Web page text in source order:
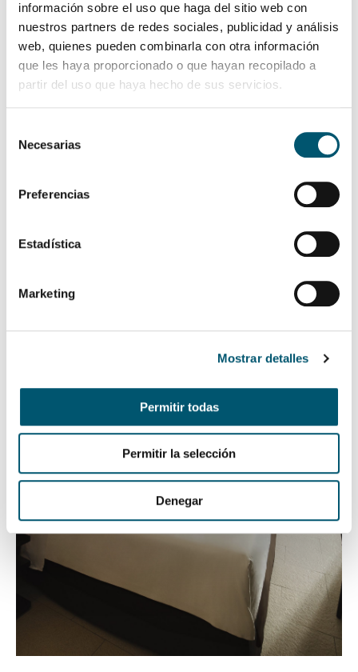
información sobre el uso que haga del sitio web con
nuestros partners de redes sociales, publicidad y análisis
web, quienes pueden combinarla con otra información
que les haya proporcionado o que hayan recopilado a
partir del uso que haya hecho de sus servicios.
Necesarias
Preferencias
Estadística
Marketing
Mostrar detalles
Permitir todas
Permitir la selección
Denegar
QUIERO RESERVAR